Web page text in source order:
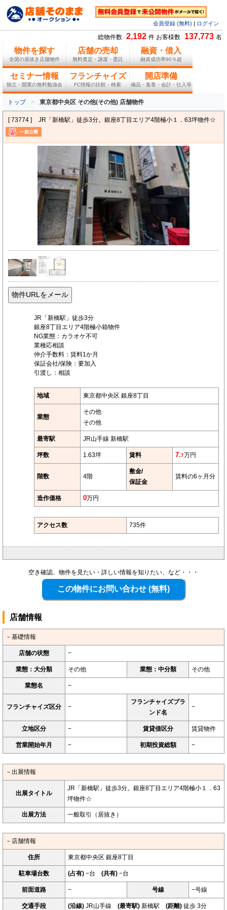
会員登録 (無料) ログイン
総物件数 2,192 件 お客様数 137,773 名
物件を探す
全国の居抜き店舗物件
店舗の売却
無料査定・譲渡・委託
融資・借入
融資成功率90％超
セミナー情報
独立・開業の無料勉強会
フランチャイズ
FC情報の比較・検索
開店準備
備品・集客・会計・仕入等
トップ 東京都中央区 その他(その他) 店舗物件
[ 73774 ] JR「新橋駅」徒歩3分。銀座8丁目エリア4階極小１．63坪物件☆
JR「新橋駅」徒歩3分
銀座8丁目エリア4階極小箱物件
NG業態：カラオケ不可
業種応相談
仲介手数料：賃料1か月
保証会社/保険：要加入
引渡し：相談
地域 東京都中央区 銀座8丁目
業態
その他
その他
最寄駅 JR山手線 新橋駅
坪数 1.63坪 賃料 7.7万円
階数 4階
敷金/
保証金
賃料の6ヶ月分
造作価格 0万円
アクセス数 735件
空き確認、物件を見たい・詳しい情報を知りたい、など・・・
店舗情報
－基礎情報
店舗の状態 −
業態：大分類 その他 業態：中分類 その他
業態名 −
フランチャイズ区分 −
フランチャイズブラ
ンド名
−
立地区分 − 賃貸借区分 賃貸物件
営業開始年月 − 初期投資総額 −
－出展情報
出展タイトル
JR「新橋駅」徒歩3分。銀座8丁目エリア4階極小１．63
坪物件☆
出展方法 一般取引（居抜き）
－店舗情報
住所 東京都中央区 銀座8丁目
駐車場台数 (占有) −台 (共有) −台
前面道路 − 号線 −号線
交通手段 (沿線) JR山手線 (最寄駅) 新橋駅 (距離) 徒歩 3分